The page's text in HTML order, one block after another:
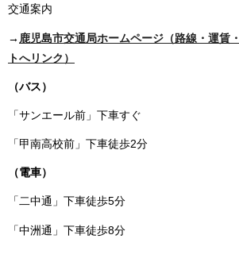
交通案内
→ 鹿児島市交通局ホームページ（路線・運賃
トへリンク）
（バス）
「サンエール前」下車すぐ
「甲南高校前」下車徒歩2分
（電車）
「二中通」下車徒歩5分
「中洲通」下車徒歩8分